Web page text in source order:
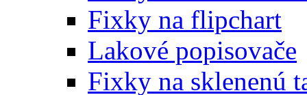
Fixky na flipchart
Lakové popisovače
Fixky na sklenenú